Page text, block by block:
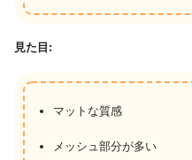
見た目:
マットな質感
メッシュ部分が多い